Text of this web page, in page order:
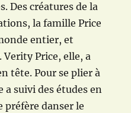
Des créatures de la
la famille Price
entier, et
Verity Price, elle, a
tête. Pour se plier à
suivi des études en
préfère danser le